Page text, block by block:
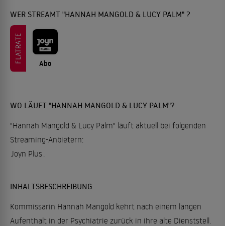
WER STREAMT "HANNAH MANGOLD & LUCY PALM" ?
FLATRATE Abo
WO LÄUFT "HANNAH MANGOLD & LUCY PALM"?
"Hannah Mangold & Lucy Palm" läuft aktuell bei folgenden
Streaming-Anbietern:
Joyn Plus
INHALTSBESCHREIBUNG
Kommissarin Hannah Mangold kehrt nach einem langen
Aufenthalt in der Psychiatrie zurück in ihre alte Dienststell.